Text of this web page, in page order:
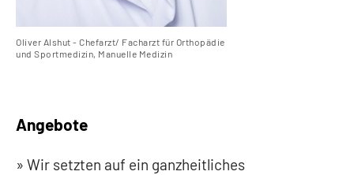
Oliver Alshut - Chefarzt/ Facharzt für Orthopädie
und Sportmedizin, Manuelle Medizin
Angebote
Wir setzten auf ein ganzheitliches